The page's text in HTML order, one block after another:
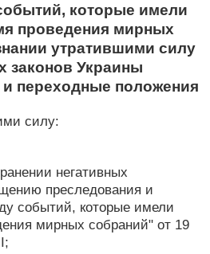
которые имели
проведения мирных
утратившими силу
законов Украины
переходные положения
силу:
негативных
преследования и
событий, которые имели
мирных собраний" от 19